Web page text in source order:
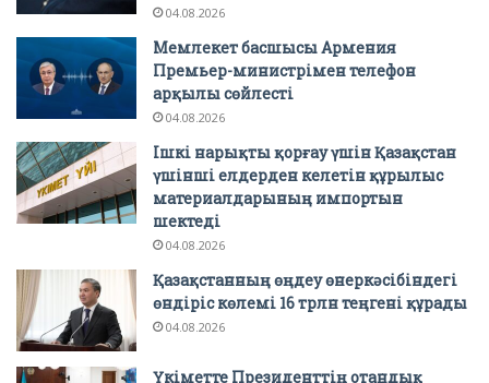
04.08.2026
Мемлекет басшысы Армения
Премьер-министрімен телефон
арқылы сөйлесті
04.08.2026
Ішкі нарықты қорғау үшін Қазақстан
үшінші елдерден келетін құрылыс
материалдарының импортын
шектеді
04.08.2026
Қазақстанның өңдеу өнеркәсібіндегі
өндіріс көлемі 16 трлн теңгені құрады
04.08.2026
Үкіметте Президенттің отандық